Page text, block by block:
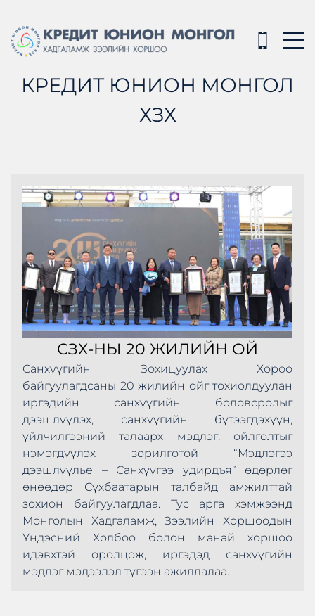
КРЕДИТ ЮНИОН МОНГОЛ
ХЗХ
СЗХ-НЫ 20 ЖИЛИЙН ОЙ
Санхүүгийн Зохицуулах Хороо
байгуулагдсаны 20 жилийн ойг тохиолдуулан
иргэдийн санхүүгийн боловсролыг
дээшлүүлэх, санхүүгийн бүтээгдэхүүн,
үйлчилгээний талаарх мэдлэг, ойлголтыг
нэмэгдүүлэх зорилготой “Мэдлэгээ
дээшлүүлье – Санхүүгээ удирдъя” өдөрлөг
өнөөдөр Сүхбаатарын талбайд амжилттай
зохион байгуулагдлаа. Тус арга хэмжээнд
Монголын Хадгаламж, Зээлийн Хоршоодын
Үндэсний Холбоо болон манай хоршоо
идэвхтэй оролцож, иргэдэд санхүүгийн
мэдлэг мэдээлэл түгээн ажиллалаа.